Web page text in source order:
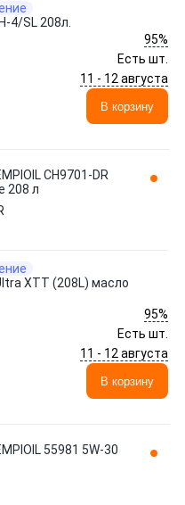
4/SL 208л.
95%
Есть шт.
11 - 12 августа
В корзину
CH9701-DR
208 л
XTT (208L) масло
95%
Есть шт.
11 - 12 августа
В корзину
55981 5W-30